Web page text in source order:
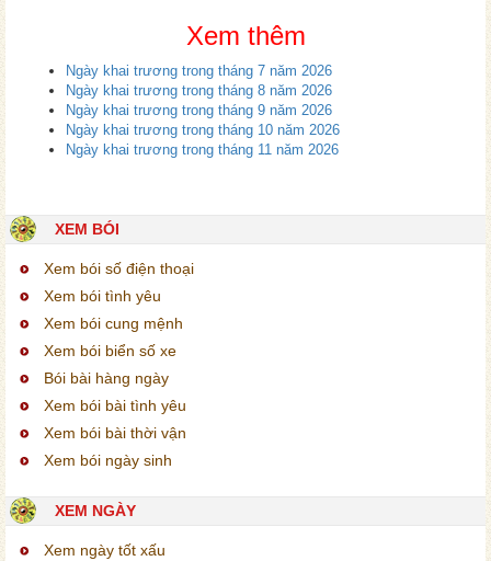
Xem thêm
Ngày khai trương trong tháng 7 năm 2026
Ngày khai trương trong tháng 8 năm 2026
Ngày khai trương trong tháng 9 năm 2026
Ngày khai trương trong tháng 10 năm 2026
Ngày khai trương trong tháng 11 năm 2026
XEM BÓI
Xem bói số điện thoại
Xem bói tình yêu
Xem bói cung mệnh
Xem bói biển số xe
Bói bài hàng ngày
Xem bói bài tình yêu
Xem bói bài thời vận
Xem bói ngày sinh
XEM NGÀY
Xem ngày tốt xấu